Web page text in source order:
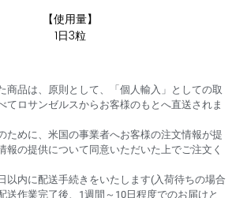
【使用量】
1日3粒
商品は、原則として、「個人輸入」としての取
てロサンゼルスからお客様のもとへ直送されま
ために、米国の事業者へお客様の注文情報が提
報の提供について同意いただいた上でご注文く
以内に配送手続きをいたします(入荷待ちの場合
送作業完了後、1週間～10日程度でのお届けと